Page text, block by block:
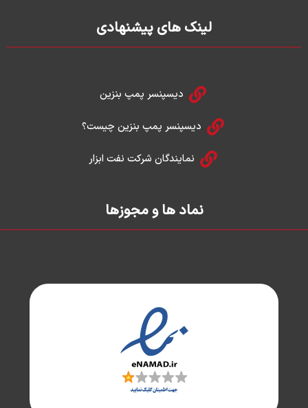
g
a
d
n
لینک های پیشنهادی
دیسپنسر پمپ بنزین
دیسپنسر پمپ بنزین چیست؟
نمایندگان شرکت نفت ابزار
نماد ها و مجوزها